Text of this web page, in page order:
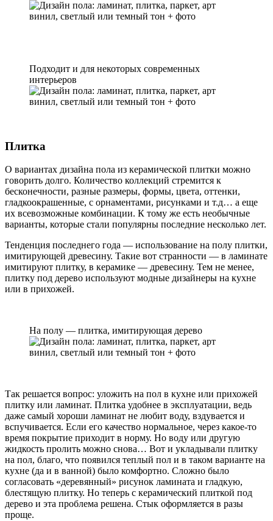
Подходит и для некоторых современных
интерьеров
Плитка
О вариантах дизайна пола из керамической плитки можно
говорить долго. Количество коллекций стремится к
бесконечности, разные размеры, формы, цвета, оттенки,
гладкоокрашенные, с орнаментами, рисунками и т.д… а еще
их всевозможные комбинации. К тому же есть необычные
варианты, которые стали популярны последние несколько лет.
Тенденция последнего года — использование на полу плитки,
имитирующей древесину. Такие вот странности — в ламинате
имитируют плитку, в керамике — древесину. Тем не менее,
плитку под дерево используют модные дизайнеры на кухне
или в прихожей.
На полу — плитка, имитирующая дерево
Так решается вопрос: уложить на пол в кухне или прихожей
плитку или ламинат. Плитка удобнее в эксплуатации, ведь
даже самый хороши ламинат не любит воду, вздувается и
вспучивается. Если его качество нормальное, через какое-то
время покрытие приходит в норму. Но воду или другую
жидкость пролить можно снова… Вот и укладывали плитку
на пол, благо, что появился теплый пол и в таком варианте на
кухне (да и в ванной) было комфортно. Сложно было
согласовать «деревянный» рисунок ламината и гладкую,
блестящую плитку. Но теперь с керамический плиткой под
дерево и эта проблема решена. Стык оформляется в разы
проще.